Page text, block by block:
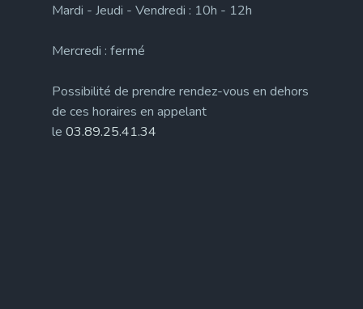
Mardi - Jeudi - Vendredi : 10h - 12h
Mercredi : fermé
Possibilité de prendre rendez-vous en dehors
de ces horaires en appelant
le 03.89.25.41.34